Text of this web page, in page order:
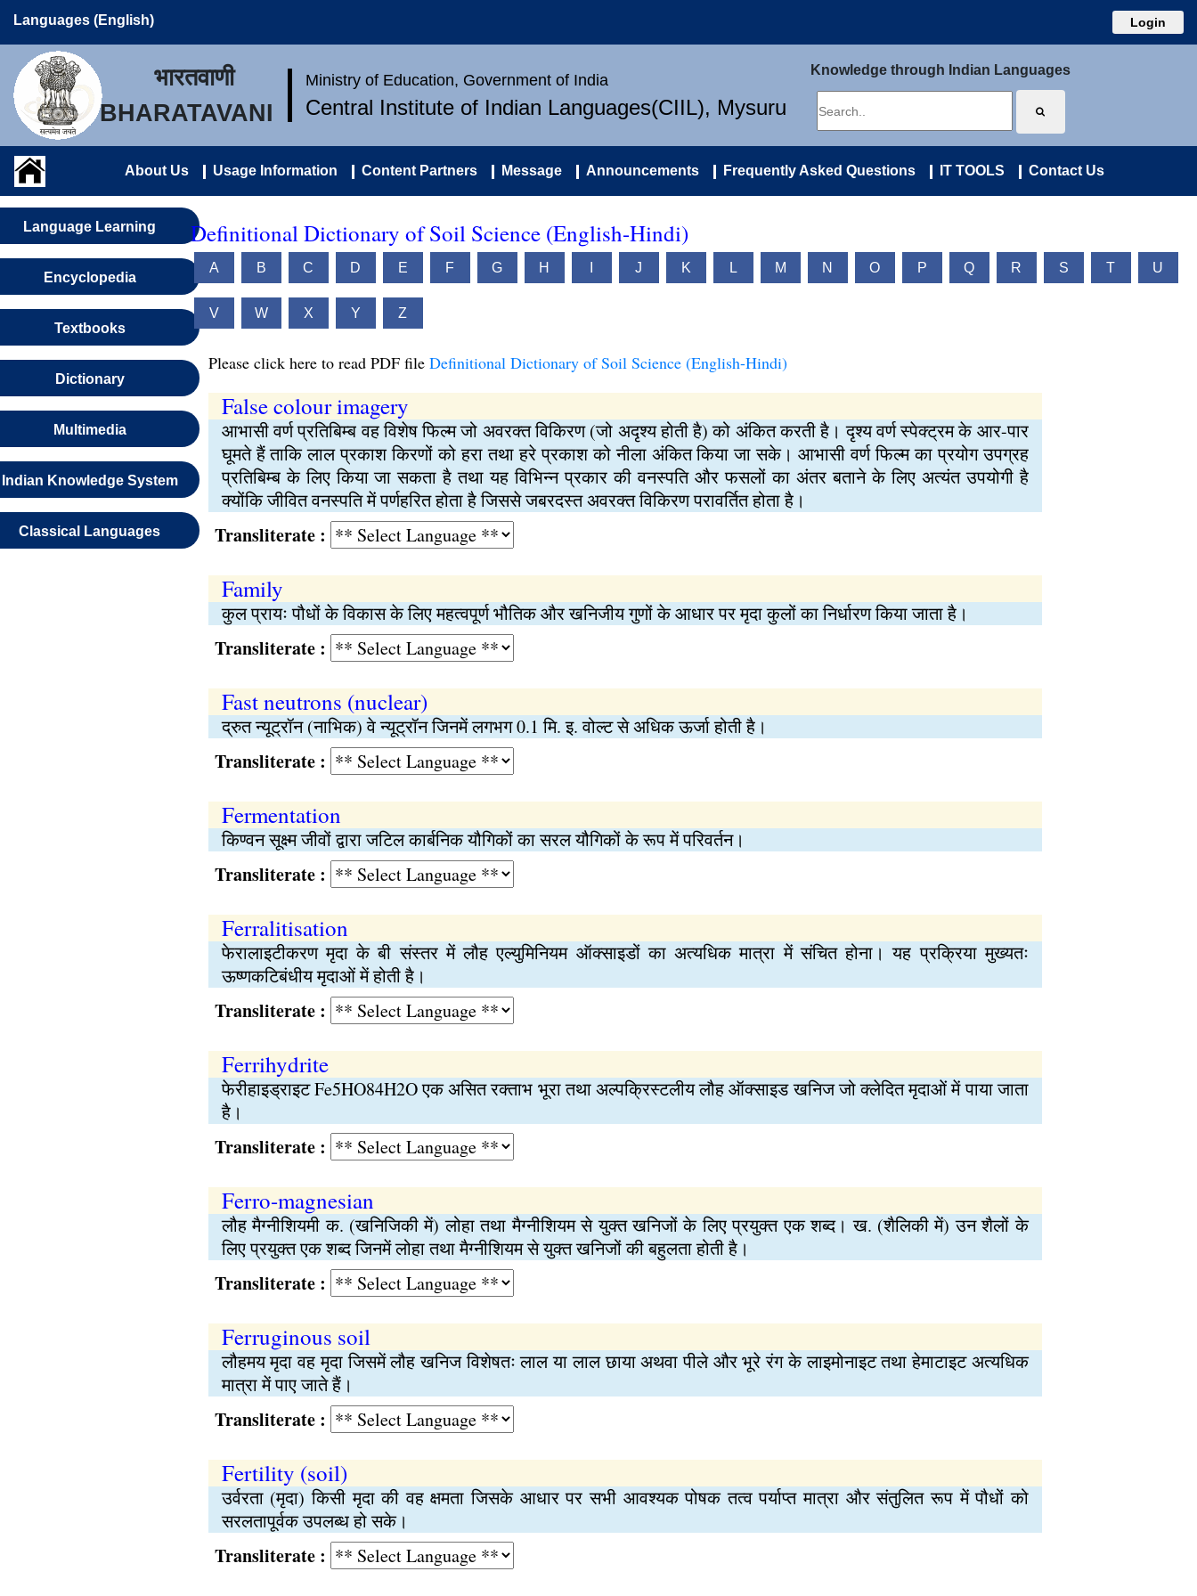
Languages (English) Login
भारतवाणी
BHARATAVANI
Ministry of Education, Government of India
Central Institute of Indian Languages(CIIL), Mysuru
Knowledge through Indian Languages
About Us Usage Information Content Partners Message Announcements Frequently Asked Questions IT TOOLS Contact Us
Language Learning
Encyclopedia
Textbooks
Dictionary
Multimedia
Indian Knowledge System
Classical Languages
Definitional Dictionary of Soil Science (English-Hindi)
A B C D E F G H J K L M N O P Q R S T U
V W X Y Z
Please click here to read PDF file Definitional Dictionary of Soil Science (English-Hindi)
False colour imagery
आभासी वर्ण प्रतिबिम्ब वह विशेष फिल्म जो अवरक्‍त विकिरण (जो अदृश्य होती है) को अंकित करती है। दृश्य वर्ण स्पेक्ट्रम के आर-पार
घूमते हैं ताकि लाल प्रकाश किरणों को हरा तथा हरे प्रकाश को नीला अंकित किया जा सके। आभासी वर्ण फिल्म का प्रयोग उपग्रह
प्रतिबिम्ब के लिए किया जा सकता है तथा यह विभिन्‍न प्रकार की वनस्पति और फसलों का अंतर बताने के लिए अत्यंत उपयोगी है
क्योंकि जीवित वनस्पति में पर्णहरित होता है जिससे जबरदस्त अवरक्‍त विकिरण परावर्तित होता है।
Transliterate :
Family
कुल प्रायः पौधों के विकास के लिए महत्वपूर्ण भौतिक और खनिजीय गुणों के आधार पर मृदा कुलों का निर्धारण किया जाता है।
Transliterate :
Fast neutrons (nuclear)
द्रुत न्यूट्रॉन (नाभिक) वे न्यूट्रॉन जिनमें लगभग 0.1 मि. इ. वोल्ट से अधिक ऊर्जा होती है।
Transliterate :
Fermentation
किण्वन सूक्ष्म जीवों द्वारा जटिल कार्बनिक यौगिकों का सरल यौगिकों के रूप में परिवर्तन।
Transliterate :
Ferralitisation
फेरालाइटीकरण मृदा के बी संस्तर में लौह एल्युमिनियम ऑक्साइडों का अत्यधिक मात्रा में संचित होना। यह प्रक्रिया मुख्यतः
ऊष्णकटिबंधीय मृदाओं में होती है।
Transliterate :
Ferrihydrite
फेरीहाइड्राइट Fe5HO84H2O एक असित रक्‍ताभ भूरा तथा अल्पक्रिस्टलीय लौह ऑक्साइड खनिज जो क्लेदित मृदाओं में पाया जाता
है।
Transliterate :
Ferro-magnesian
लौह मैग्‍नीशियमी क. (खनिजिकी में) लोहा तथा मैग्‍नीशियम से युक्‍त खनिजों के लिए प्रयुक्‍त एक शब्द। ख. (शैलिकी में) उन शैलों के
लिए प्रयुक्‍त एक शब्द जिनमें लोहा तथा मैग्‍नीशियम से युक्‍त खनिजों की बहुलता होती है।
Transliterate :
Ferruginous soil
लौहमय मृदा वह मृदा जिसमें लौह खनिज विशेषतः लाल या लाल छाया अथवा पीले और भूरे रंग के लाइमोनाइट तथा हेमाटाइट अत्यधिक
मात्रा में पाए जाते हैं।
Transliterate :
Fertility (soil)
उर्वरता (मृदा) किसी मृदा की वह क्षमता जिसके आधार पर सभी आवश्यक पोषक तत्व पर्याप्‍त मात्रा और संतुलित रूप में पौधों को
सरलतापूर्वक उपलब्ध हो सके।
Transliterate :